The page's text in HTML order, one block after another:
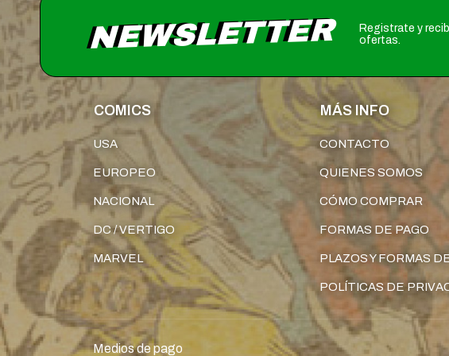
NEWSLETTER
Registrate y
ofertas.
COMICS
USA
EUROPEO
NACIONAL
DC / VERTIGO
MARVEL
MÁS INFO
CONTACTO
QUIENES SOMOS
CÓMO COMPRAR
FORMAS DE PAGO
PLAZOS Y FORMAS
POLÍTICAS DE
Medios de pago